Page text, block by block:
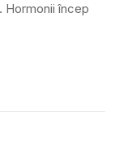
Hormonii încep